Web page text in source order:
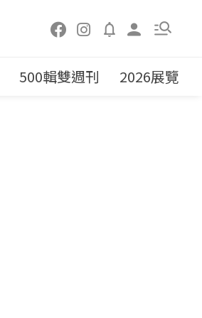
500輯雙週刊 2026展覽